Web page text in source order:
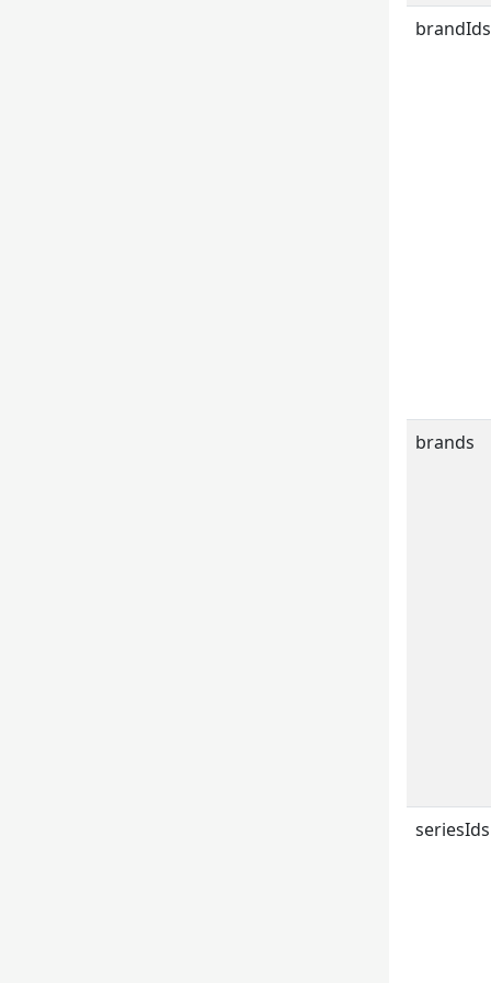
brandIds
brands
seriesIds